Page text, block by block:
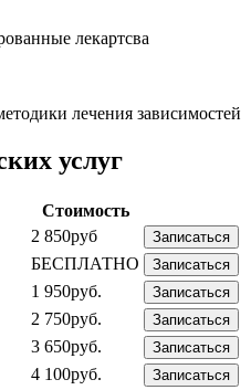
лекартсва
лечения зависимостей
услуг
Стоимость
2 850руб Записаться
БЕСПЛАТНО Записаться
1 950руб. Записаться
2 750руб. Записаться
3 650руб. Записаться
4 100руб. Записаться